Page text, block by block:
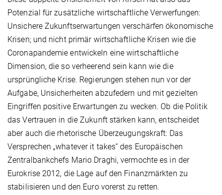
Potenzial für zusätzliche wirtschaftliche Verwerfungen:
Unsichere Zukunftserwartungen verschärfen ökonomische
Krisen; und nicht primär wirtschaftliche Krisen wie die
Coronapandemie entwickeln eine wirtschaftliche
Dimension, die so verheerend sein kann wie die
ursprüngliche Krise. Regierungen stehen nun vor der
Aufgabe, Unsicherheiten abzufedern und mit gezielten
Eingriffen positive Erwartungen zu wecken. Ob die Politik
das Vertrauen in die Zukunft stärken kann, entscheidet
aber auch die rhetorische Überzeugungskraft: Das
Versprechen „whatever it takes“ des Europäischen
Zentralbankchefs Mario Draghi, vermochte es in der
Eurokrise 2012, die Lage auf den Finanzmärkten zu
stabilisieren und den Euro vorerst zu retten.